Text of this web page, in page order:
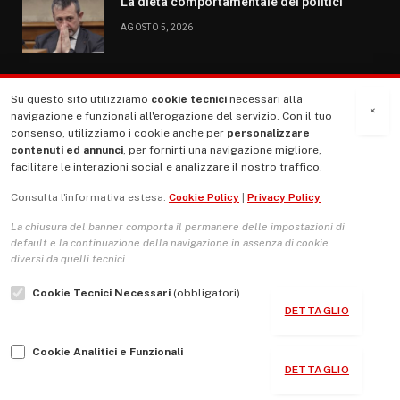
AGOSTO 5, 2026
MENU
La Nostra Storia
Le Copertine
L’Associazione
Indirizzo Socio Politico Culturale
Guida per le autrici e gli autori
×
Su questo sito utilizziamo cookie tecnici necessari alla
navigazione e funzionali all'erogazione del servizio. Con il tuo
consenso, utilizziamo i cookie anche per personalizzare
contenuti ed annunci, per fornirti una navigazione migliore,
facilitare le interazioni social e analizzare il nostro traffico.
Consulta l'informativa estesa: Cookie Policy Privacy Policy
La chiusura del banner comporta il permanere delle impostazioni di
default e la continuazione della navigazione in assenza di cookie
diversi da quelli tecnici.
Cookie Tecnici Necessari (obbligatori)
DETTAGLIO
Cookie Analitici e Funzionali
DETTAGLIO